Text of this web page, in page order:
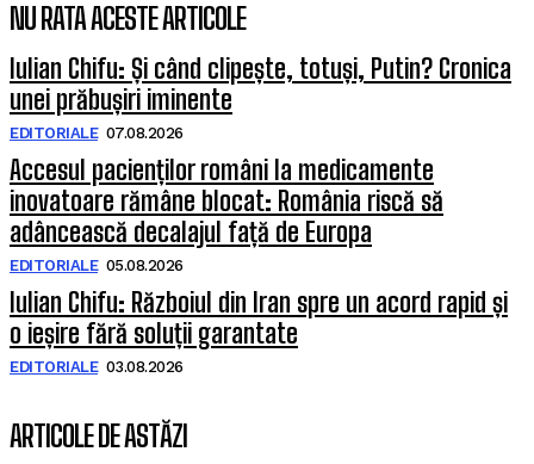
NU RATA ACESTE ARTICOLE
Iulian Chifu: Și când clipește, totuși, Putin? Cronica
unei prăbușiri iminente
EDITORIALE 07.08.2026
Accesul pacienților români la medicamente
inovatoare rămâne blocat: România riscă să
adâncească decalajul față de Europa
EDITORIALE 05.08.2026
Iulian Chifu: Războiul din Iran spre un acord rapid și
o ieșire fără soluții garantate
EDITORIALE 03.08.2026
ARTICOLE DE ASTĂZI